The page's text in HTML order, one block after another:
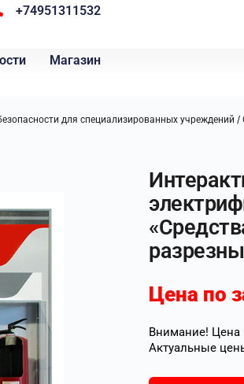
+74951311532
Магазин
для специализированных учреждений /
Цена по
Внимание! Цена
Актуальные